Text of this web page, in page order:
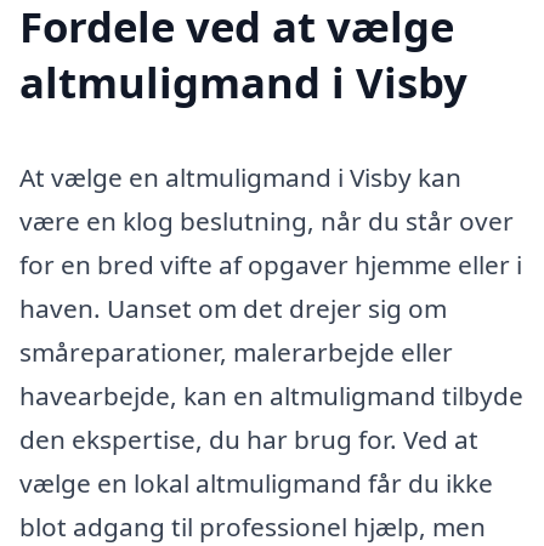
Fordele ved at vælge
altmuligmand i Visby
At vælge en altmuligmand i Visby kan
være en klog beslutning, når du står over
for en bred vifte af opgaver hjemme eller i
haven. Uanset om det drejer sig om
småreparationer, malerarbejde eller
havearbejde, kan en altmuligmand tilbyde
den ekspertise, du har brug for. Ved at
vælge en lokal altmuligmand får du ikke
blot adgang til professionel hjælp, men